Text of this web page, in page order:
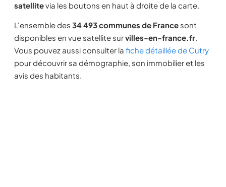
satellitevia les boutons en haut à droite de la carte.
L'ensemble des 34 493 communes de France sont
disponibles en vue satellite survilles-en-france.fr.
Vous pouvez aussi consulter la fiche détaillée de Cutry
pour découvrir sa démographie, son immobilier et les
avis des habitants.